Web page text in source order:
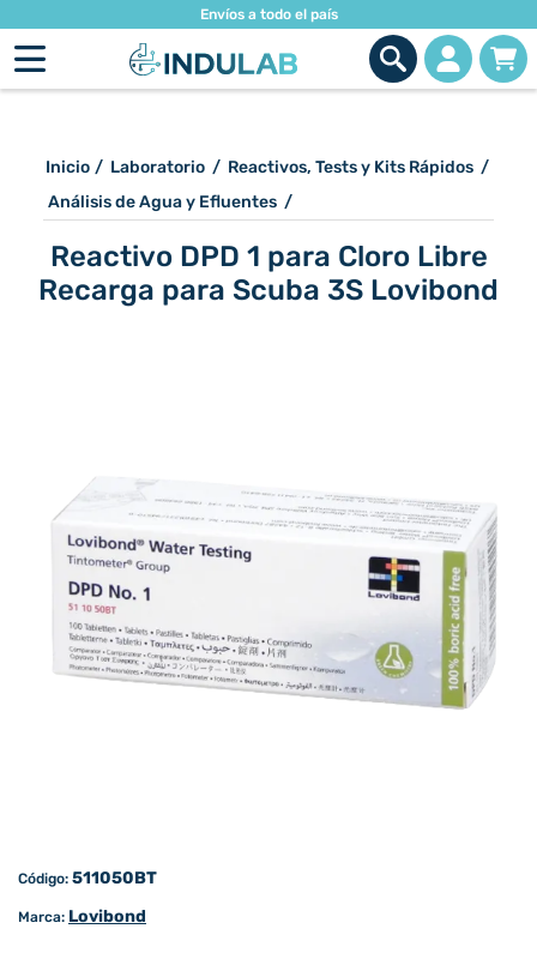
Envíos a todo el país
Inicio / Laboratorio / Reactivos, Tests y Kits Rápidos /
Análisis de Agua y Efluentes /
Reactivo DPD 1 para Cloro Libre
Recarga para Scuba 3S Lovibond
Código: 511050BT
Marca: Lovibond